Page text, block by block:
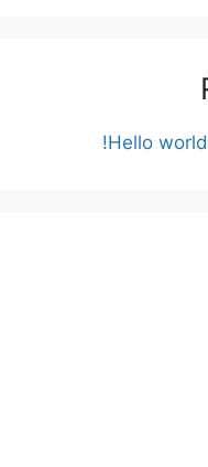
Hello world!